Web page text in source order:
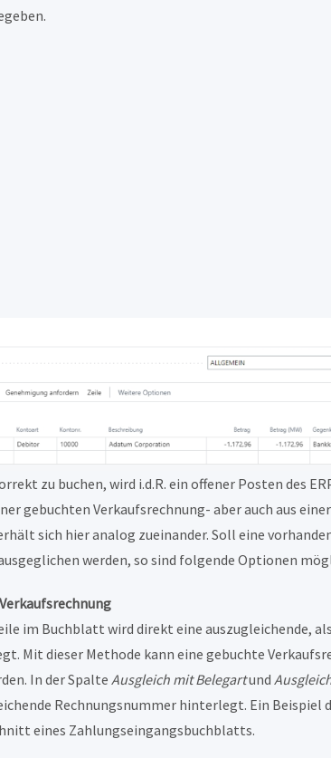
zu buchen, wird i.d.R. ein offener Posten des
gebuchten Verkaufsrechnung- aber auch aus
sich hier analog zueinander. Soll eine
werden, so sind folgende Optionen
im Buchblatt wird direkt eine auszugleichende,
Mit dieser Methode kann eine gebuchte
In der SpalteAusgleich mit Belegartund
Rechnungsnummer hinterlegt. Ein Beispiel
eines Zahlungseingangsbuchblatts.